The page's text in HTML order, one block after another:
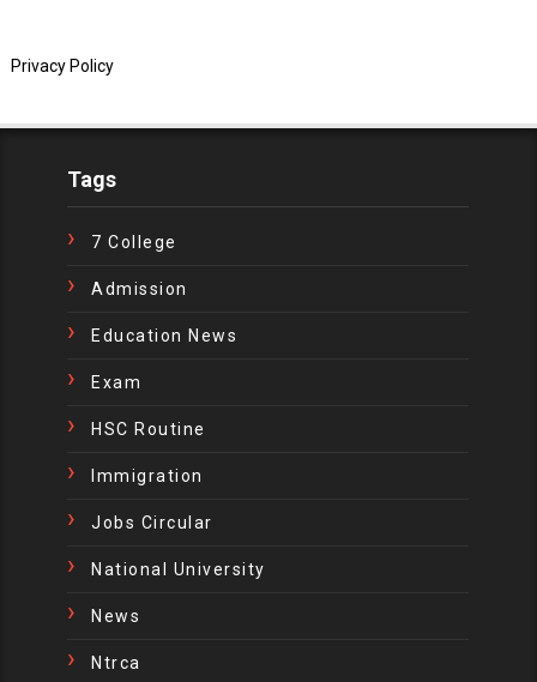
Privacy Policy
Tags
7 College
Admission
Education News
Exam
HSC Routine
Immigration
Jobs Circular
National University
News
Ntrca